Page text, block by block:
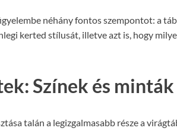
néhány fontos szempontot: a
kerted stílusát, illetve azt is, hogy
Színek és minták
talán a legizgalmasabb része a